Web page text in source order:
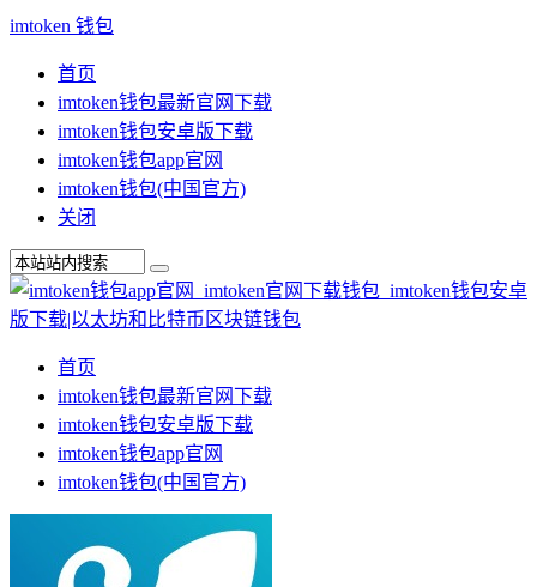
imtoken 钱包
首页
imtoken钱包最新官网下载
imtoken钱包安卓版下载
imtoken钱包app官网
imtoken钱包(中国官方)
关闭
首页
imtoken钱包最新官网下载
imtoken钱包安卓版下载
imtoken钱包app官网
imtoken钱包(中国官方)